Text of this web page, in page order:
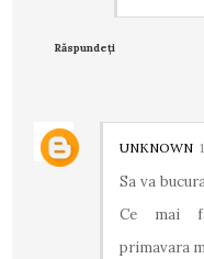
Răspundeți
UNKNOWN
Sa va
Ce mai
primavara